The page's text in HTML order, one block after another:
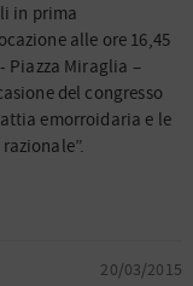
in prima
alle ore 16,45
Piazza Miraglia –
del congresso
emorroidaria e le
20/03/2015